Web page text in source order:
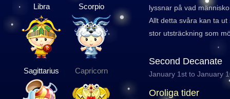
Libra Scorpio
Sagittarius Capricorn
lyssnar på vad
Allt detta svåra kan ta
stor utsträckning som
Second Decanate
January 1st to January
Oroliga tider